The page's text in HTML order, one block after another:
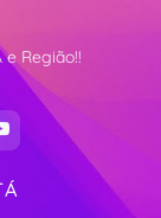
Região!!